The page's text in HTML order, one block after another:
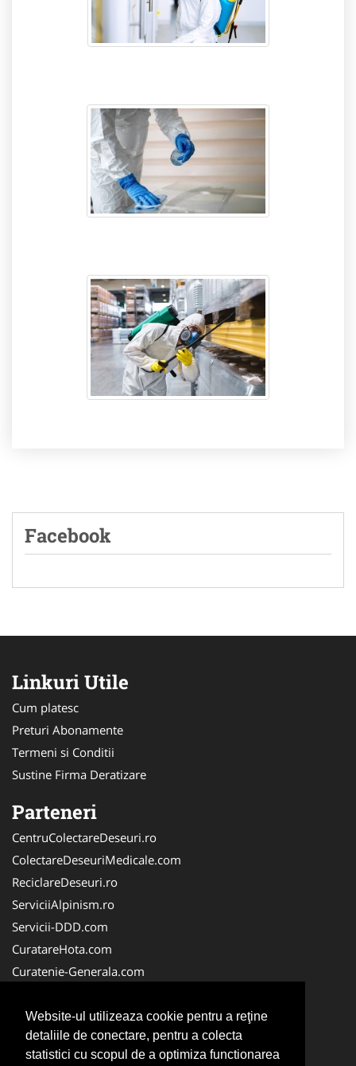
Website-ul utilizeaza cookie pentru a reţine
detaliile de conectare, pentru a colecta
statistici cu scopul de a optimiza functionarea
Facebook
Linkuri Utile
Cum platesc
Preturi Abonamente
Termeni si Conditii
Sustine Firma Deratizare
Parteneri
CentruColectareDeseuri.ro
ColectareDeseuriMedicale.com
ReciclareDeseuri.ro
ServiciiAlpinism.ro
Servicii-DDD.com
CuratareHota.com
Curatenie-Generala.com
Spalatorie-Covoare.com
Spalatorie-Curatatorie.ro
Spalatorie-Curatatorie.com